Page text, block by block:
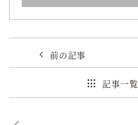
前の記事
記事一覧